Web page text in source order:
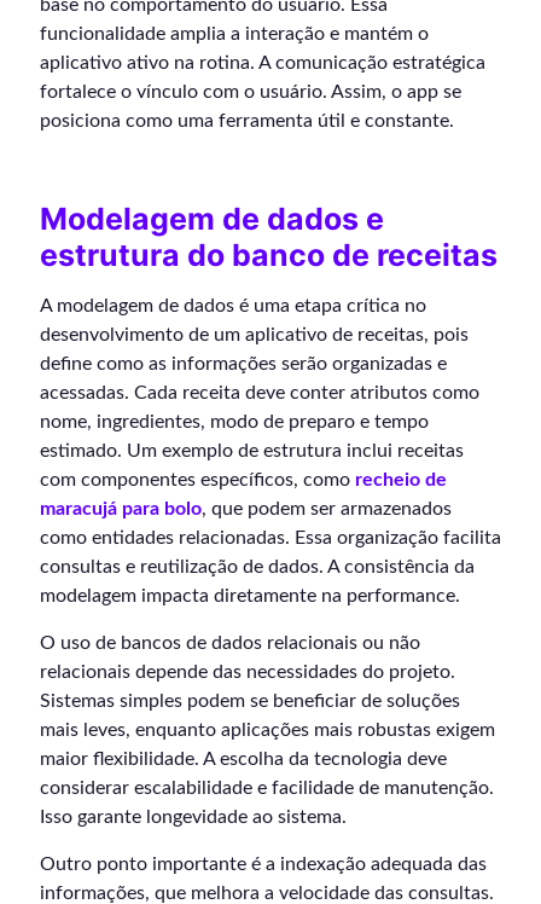
base no comportamento do usuário. Essa
funcionalidade amplia a interação e mantém o
aplicativo ativo na rotina. A comunicação estratégica
fortalece o vínculo com o usuário. Assim, o app se
posiciona como uma ferramenta útil e constante.
Modelagem de dados e
estrutura do banco de receitas
A modelagem de dados é uma etapa crítica no
desenvolvimento de um aplicativo de receitas, pois
define como as informações serão organizadas e
acessadas. Cada receita deve conter atributos como
nome, ingredientes, modo de preparo e tempo
estimado. Um exemplo de estrutura inclui receitas
com componentes específicos, como recheio de
maracujá para bolo, que podem ser armazenados
como entidades relacionadas. Essa organização facilita
consultas e reutilização de dados. A consistência da
modelagem impacta diretamente na performance.
O uso de bancos de dados relacionais ou não
relacionais depende das necessidades do projeto.
Sistemas simples podem se beneficiar de soluções
mais leves, enquanto aplicações mais robustas exigem
maior flexibilidade. A escolha da tecnologia deve
considerar escalabilidade e facilidade de manutenção.
Isso garante longevidade ao sistema.
Outro ponto importante é a indexação adequada das
informações, que melhora a velocidade das consultas.